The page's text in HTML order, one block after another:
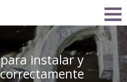
instalar y